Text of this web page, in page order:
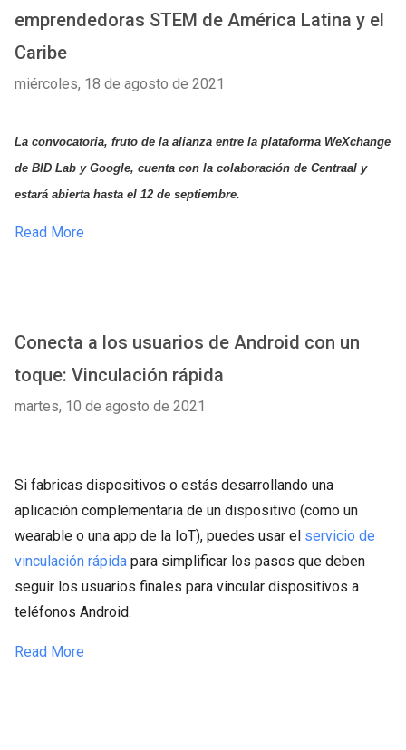
emprendedoras STEM de América Latina y el
Caribe
miércoles, 18 de agosto de 2021
La convocatoria, fruto de la alianza entre la plataforma WeXchange
de BID Lab y Google, cuenta con la colaboración de Centraal y
estará abierta hasta el 12 de septiembre.
Read More
Conecta a los usuarios de Android con un
toque: Vinculación rápida
martes, 10 de agosto de 2021
Si fabricas dispositivos o estás desarrollando una
aplicación complementaria de un dispositivo (como un
wearable o una app de la IoT), puedes usar el servicio de
vinculación rápida para simplificar los pasos que deben
seguir los usuarios finales para vincular dispositivos a
teléfonos Android.
Read More